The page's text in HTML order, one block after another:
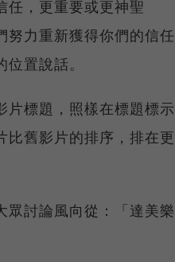
任，更重要或更神聖
努力重新獲得你們的信任
置說話。
片標題，照樣在標題標示
比舊影片的排序，排在更
眾討論風向從：「達美樂